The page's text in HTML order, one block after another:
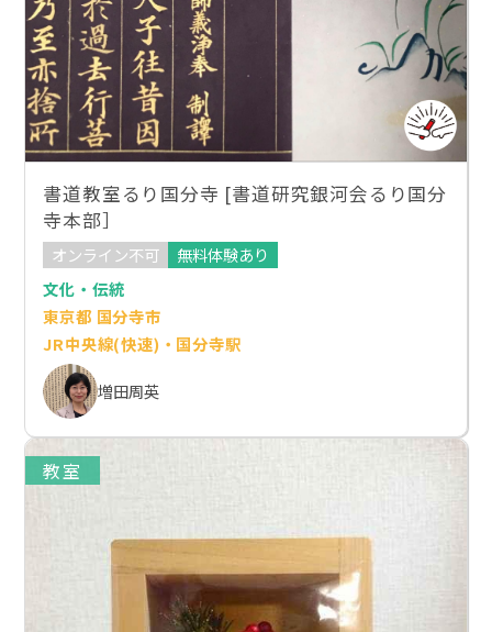
書道教室るり国分寺 [書道研究銀河会るり国分
寺本部］
オンライン不可
無料体験あり
文化・伝統
東京都 国分寺市
JR中央線(快速)・国分寺駅
増田周英
教室